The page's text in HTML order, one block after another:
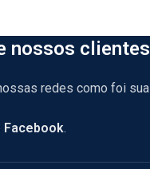
nossos clientes
redes como foi sua
Facebook.